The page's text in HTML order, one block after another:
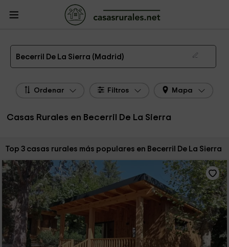
Casas Rurales
Becerril De La Sierra
Las 3 mejores casas rurales en Becerril De La Sierra de 2026
Becerril De La Sierra (Madrid)
Ordenar Filtros Mapa
Casas Rurales en Becerril De La Sierra
Ordenar por:
Top 3 casas rurales más populares en Becerril De La Sierra